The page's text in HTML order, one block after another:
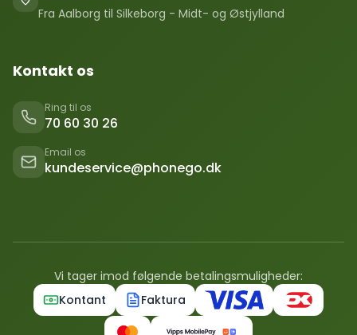
Fra Aalborg til Silkeborg - Midt- og Østjylland
Kontakt os
Ring til os
70 60 30 26
Email os
kundeservice@phonego.dk
Vi tager imod følgende betalingsmuligheder:
Kontant
Faktura